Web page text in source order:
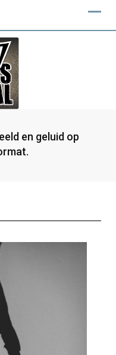
en geluid op